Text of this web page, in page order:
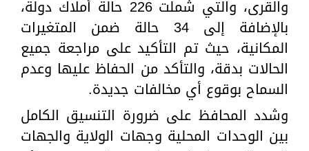
والقرى، والتي شملت 226 حالة أملاك دولة،
بالإضافة إلى 34 حالة ضمن المتغيرات
المكانية، حيث تم التأكيد على مراجعة جميع
الحالات بدقة، والتأكد من الحفاظ عليها وعدم
السماح بوقوع أي مخالفات جديدة.
وشدد المحافظ على ضرورة التنسيق الكامل
بين الوحدات المحلية وجهات الولاية والجهات